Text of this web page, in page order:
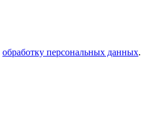
обработку персональных данных.